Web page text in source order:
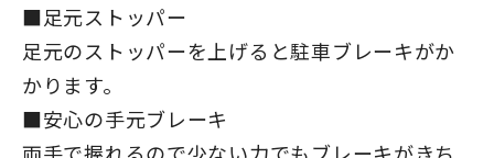
■足元ストッパー
足元のストッパーを上げると駐車ブレーキがか
かります。
■安心の手元ブレーキ
両手で握れるので少ない力でもブレーキがきち